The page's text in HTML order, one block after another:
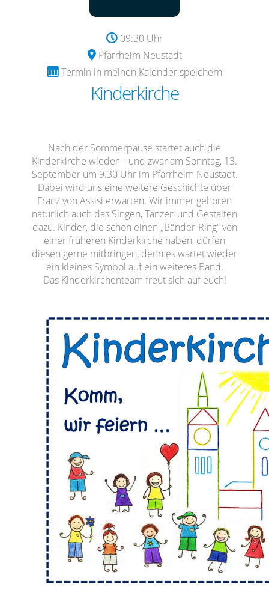
09:30 Uhr
Pfarrheim Neustadt
Termin in meinen Kalender speichern
Kinderkirche
Nach der Sommerpause startet auch die
Kinderkirche wieder – und zwar am Sonntag, 13.
September um 9.30 Uhr im Pfarrheim Neustadt.
Dabei wird uns eine weitere Geschichte über
Franz von Assisi erwarten. Wir immer gehören
natürlich auch das Singen, Tanzen und Gestalten
dazu. Kinder, die schon einen „Bänder-Ring“ von
einer früheren Kinderkirche haben, dürfen
diesen gerne mitbringen, denn es wartet wieder
ein kleines Symbol auf ein weiteres Band.
Das Kinderkirchenteam freut sich auf euch!